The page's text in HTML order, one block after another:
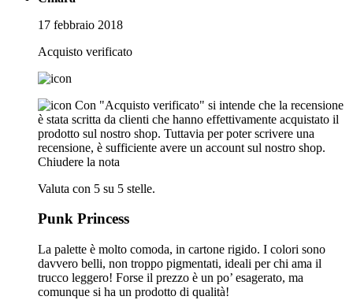
17 febbraio 2018
Acquisto verificato
Con "Acquisto verificato" si intende che la recensione
è stata scritta da clienti che hanno effettivamente acquistato il
prodotto sul nostro shop. Tuttavia per poter scrivere una
recensione, è sufficiente avere un account sul nostro shop.
Chiudere la nota
Valuta con 5 su 5 stelle.
Punk Princess
La palette è molto comoda, in cartone rigido. I colori sono
davvero belli, non troppo pigmentati, ideali per chi ama il
trucco leggero! Forse il prezzo è un po’ esagerato, ma
comunque si ha un prodotto di qualità!